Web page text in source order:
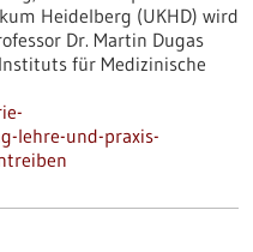
Heidelberg (UKHD) wird
Dr. Martin Dugas
für Medizinische
lehre-und-praxis-